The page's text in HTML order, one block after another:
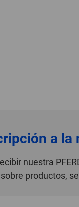
a la
nuestra
productos,